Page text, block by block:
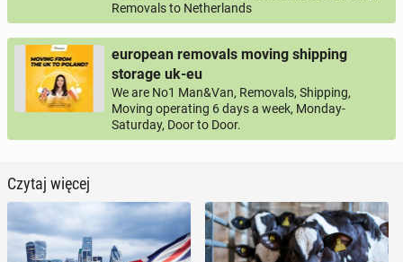
Removals to Netherlands
european removals moving shipping
storage uk-eu
We are No1 Man&Van, Removals, Shipping,
Moving operating 6 days a week, Monday-
Saturday, Door to Door.
Czytaj więcej